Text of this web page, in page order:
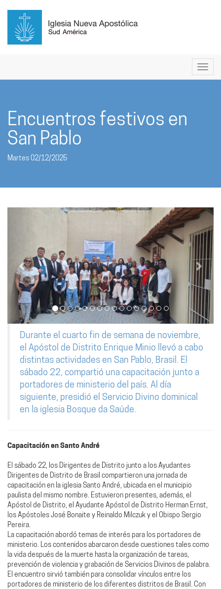
Encuentros festivos en
San Pablo
Martes 02/12/2025
Durante el cuarto fin de semana de noviembre,
el Apóstol de Distrito Enrique Minio llevó a cabo
distintas actividades en San Pablo, Brasil. El
sábado 22, compartió una capacitación junto a
portadores de ministerio del país. Al día
siguiente, presidió el Servicio Divino dominical
en la iglesia Bosque da Saúde.
Capacitación en Santo André
El sábado 22, los Dirigentes de Distrito junto a los Ayudantes
Dirigentes de Distrito de Brasil compartieron una jornada de
capacitación en la iglesia Santo André, ubicada en el municipio
paulista del mismo nombre. Estuvieron presentes, además, el
Apóstol de Distrito, el Ayudante Apóstol de Distrito Herman Ernst,
los Apóstoles José Bonaite y Reinaldo Milczuk y el Obispo Sergio
Pereira.
La capacitación abordó temas de interés para los portadores de
ministerio. Los contenidos abarcaron desde cuestiones tales como
la vida después de la muerte hasta la organización de tareas,
prevención de violencia y grabación de Servicios Divinos de palabra.
El encuentro sirvió también para consolidar vínculos entre los
portadores de ministerio de los diferentes distritos de Brasil. Con